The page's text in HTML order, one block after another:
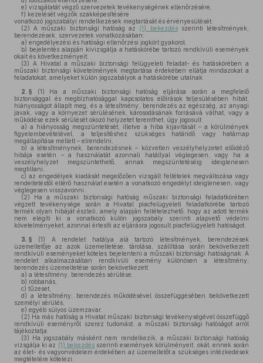
e) vizsgálatát végző szervezetek tevékenységének ellenőrzésére,
f) kezelését végzők szakképesítésére
vonatkozó jogszabályi rendelkezések megtartását és érvényesülését.
(2) A műszaki biztonsági hatóság az (1) bekezdésszerinti létesítmények,
berendezések, szervezetek vonatkozásában:
a) engedélyezési és hatósági ellenőrzési jogkört gyakorol,
b) bejelentés alapján kivizsgálja a hatáskörébe tartozó rendkívüli események
okait és következményeit.
(3) A Hivatal a műszaki biztonsági felügyeleti feladat- és hatáskörében a
műszaki biztonsági követelmények megtartása érdekében ellátja mindazokat a
feladatokat, amelyeket külön jogszabályok a hatáskörébe utalnak.
2. § (1) Ha a műszaki biztonsági hatóság eljárása során a megfelelő
biztonsággal és megbízhatósággal kapcsolatos előírások teljesülésében hibát,
hiányosságot állapít meg, és a létesítmény, berendezés az egészség, az anyagi
javak, vagy a környezet sérülésének, károsodásának forrásává válhat, vagy a
működése ezek sérülését okozó helyzetet teremthet, úgy jogosult
a) a hiányosság megszüntetését, illetve a hiba kijavítását – a körülmények
figyelembevételével, a teljesítéshez szükséges határidő vagy határnap
megállapítása mellett – elrendelni,
b) a létesítménynek, berendezésnek – közvetlen veszélyhelyzetet előidéző
hibája esetén – a használatát azonnali hatállyal véglegesen, vagy ha a
veszélyhelyzet megszüntethető, annak megszüntetéséig ideiglenesen
megtiltani,
c) az engedélyek kiadását megelőzően vizsgált feltételek megváltozása vagy
rendeltetéstől eltérő használat esetén a vonatkozó engedélyt ideiglenesen, vagy
véglegesen visszavonni.
(2) Ha a műszaki biztonsági hatóság műszaki biztonsági feladatkörében
végzett tevékenysége során a Hivatal piacfelügyeleti feladatkörébe tartozó
termék olyan hibáját észleli, amely alapján feltételezhető, hogy az adott termék
nem elégíti ki a vonatkozó külön jogszabály szerinti alapvető védelmi
követelményeket, azonnal értesíti az eljárásra jogosult piacfelügyeleti hatóságot.
3. § (1)
A rendelet hatálya alá tartozó létesítmények, berendezések
üzemeltetője az azok üzemeltetése, tárolása, szállítása során bekövetkezett
rendkívüli eseményeket köteles bejelenteni a műszaki biztonsági hatóságnak. A
rendelet alkalmazásában rendkívüli esemény különösen a létesítmény,
berendezés üzemeltetése során bekövetkezett
a) a létesítmény, berendezés sérülése,
b) robbanás,
c) tűzeset,
d) a létesítmény, berendezés működésével összefüggésében bekövetkezett
személyi sérülés,
e) egyéb súlyos üzemzavar.
(2) Ha más hatóság a Hivatal műszaki biztonsági tevékenységével összefüggő
rendkívüli eseményről szerez tudomást, a műszaki biztonsági hatóságot arról
tájékoztatja.
(3) Ha jogszabály másként nem rendelkezik, a műszaki biztonsági hatóság
vizsgálja ki az (1) bekezdésszerinti események körülményeit, okát, ennek során
az élet- és vagyonvédelem érdekében az üzemeltetőt a szükséges intézkedések
megtételére kötelezi.